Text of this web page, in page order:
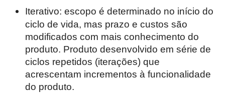
Iterativo: escopo é determinado no início do
ciclo de vida, mas prazo e custos são
modificados com mais conhecimento do
produto. Produto desenvolvido em série de
ciclos repetidos (iterações) que
acrescentam incrementos à funcionalidade
do produto.